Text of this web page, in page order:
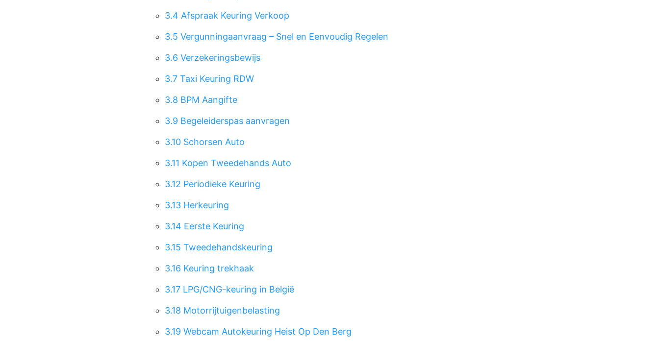
3.4 Afspraak Keuring Verkoop
3.5 Vergunningaanvraag – Snel en Eenvoudig Regelen
3.6 Verzekeringsbewijs
3.7 Taxi Keuring RDW
3.8 BPM Aangifte
3.9 Begeleiderspas aanvragen
3.10 Schorsen Auto
3.11 Kopen Tweedehands Auto
3.12 Periodieke Keuring
3.13 Herkeuring
3.14 Eerste Keuring
3.15 Tweedehandskeuring
3.16 Keuring trekhaak
3.17 LPG/CNG-keuring in België
3.18 Motorrijtuigenbelasting
3.19 Webcam Autokeuring Heist Op Den Berg